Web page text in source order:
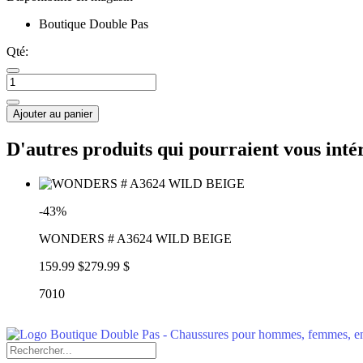
Boutique Double Pas
Qté:
Ajouter au panier
D'autres produits qui pourraient vous
-43%
WONDERS # A3624 WILD BEIGE
159.99 $279.99 $
7010